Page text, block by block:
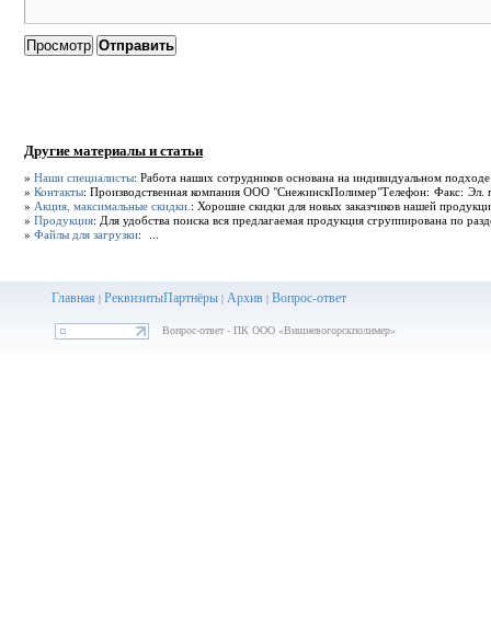
Другие материалы и статьи
» Наши специалисты: Работа наших сотрудников основана на индивидуальном
» Контакты: Производственная компания ООО "СнежинскПолимер"Телефон: Факс: Эл.
» Акция, максимальные скидки. : Хорошие скидки для новых заказчиков нашей
» Продукция: Для удобства поиска вся предлагаемая продукция сгруппирована по
» Файлы для загрузки: ...
Главная | РеквизитыПартнёры| Архив| Вопрос-ответ
Вопрос-ответ - ПК ООО «Вишневогорскполимер»